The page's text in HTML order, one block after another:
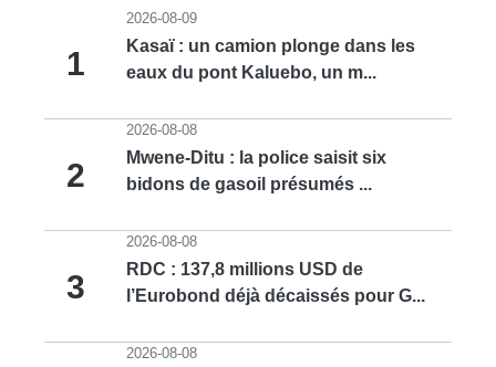
1
2026-08-09
Kasaï : un camion plonge dans les
eaux du pont Kaluebo, un m...
2
2026-08-08
Mwene-Ditu : la police saisit six
bidons de gasoil présumés ...
3
2026-08-08
RDC : 137,8 millions USD de
l’Eurobond déjà décaissés pour G...
2026-08-08